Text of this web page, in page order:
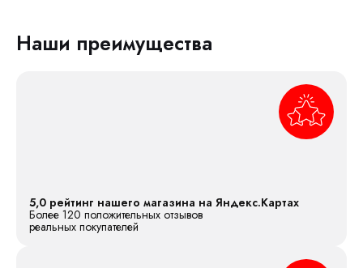
Наши преимущества
5,0 рейтинг нашего магазина на Яндекс.Картах
Более 120 положительных отзывов
реальных покупателей